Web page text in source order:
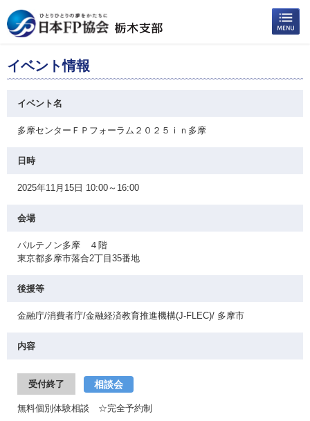
イベント情報
イベント名
多摩センターＦＰフォーラム２０２５ｉｎ多摩
日時
2025年11月15日 10:00～16:00
会場
パルテノン多摩 ４階
東京都多摩市落合2丁目35番地
後援等
金融庁/消費者庁/金融経済教育推進機構(J-FLEC)/ 多摩市
内容
受付終了 相談会
無料個別体験相談 ☆完全予約制